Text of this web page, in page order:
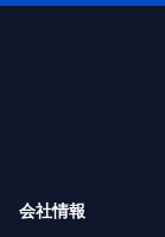
会社情報